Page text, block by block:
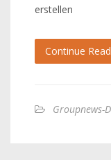
erstellen
Continue
Groupnews-